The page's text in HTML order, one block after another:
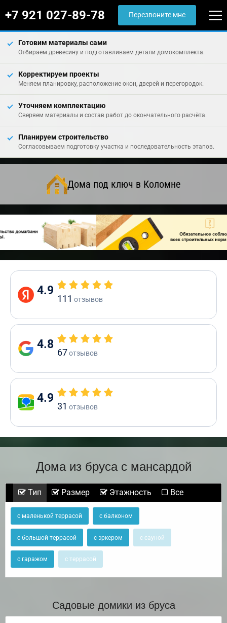
+7 921 027-89-78 Перезвоните мне
Готовим материалы сами
Отбираем древесину и подготавливаем детали домокомплекта.
Корректируем проекты
Меняем планировку, расположение окон, дверей и перегородок.
Уточняем комплектацию
Сверяем материалы и состав работ до окончательного расчёта.
Планируем строительство
Согласовываем подготовку участка и последовательность этапов.
Дома под ключ в Коломне
4.9
111 отзывов
4.8
67отзывов
4.9
31 отзывов
Дома из бруса с мансардой
Тип Размер Этажность Все
с маленькой террасой с балконом
с большой террасой с эркером с сауной
с гаражом с террасой
Садовые домики из бруса